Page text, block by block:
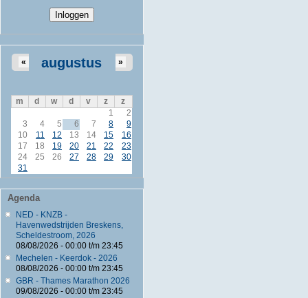
augustus
« »
m d w d v z
z
1
2
3
4 5 6 7 8
9
10
11 12 13 14 15
16
17
18 19 20 21 22
23
24
25 26 27 28 29
30
31
Agenda
NED - KNZB -
Havenwedstrijden Breskens,
Scheldestroom, 2026
08/08/2026 - 00:00t/m 23:45
Mechelen - Keerdok - 2026
08/08/2026 - 00:00t/m 23:45
GBR - Thames Marathon 2026
09/08/2026 - 00:00t/m 23:45